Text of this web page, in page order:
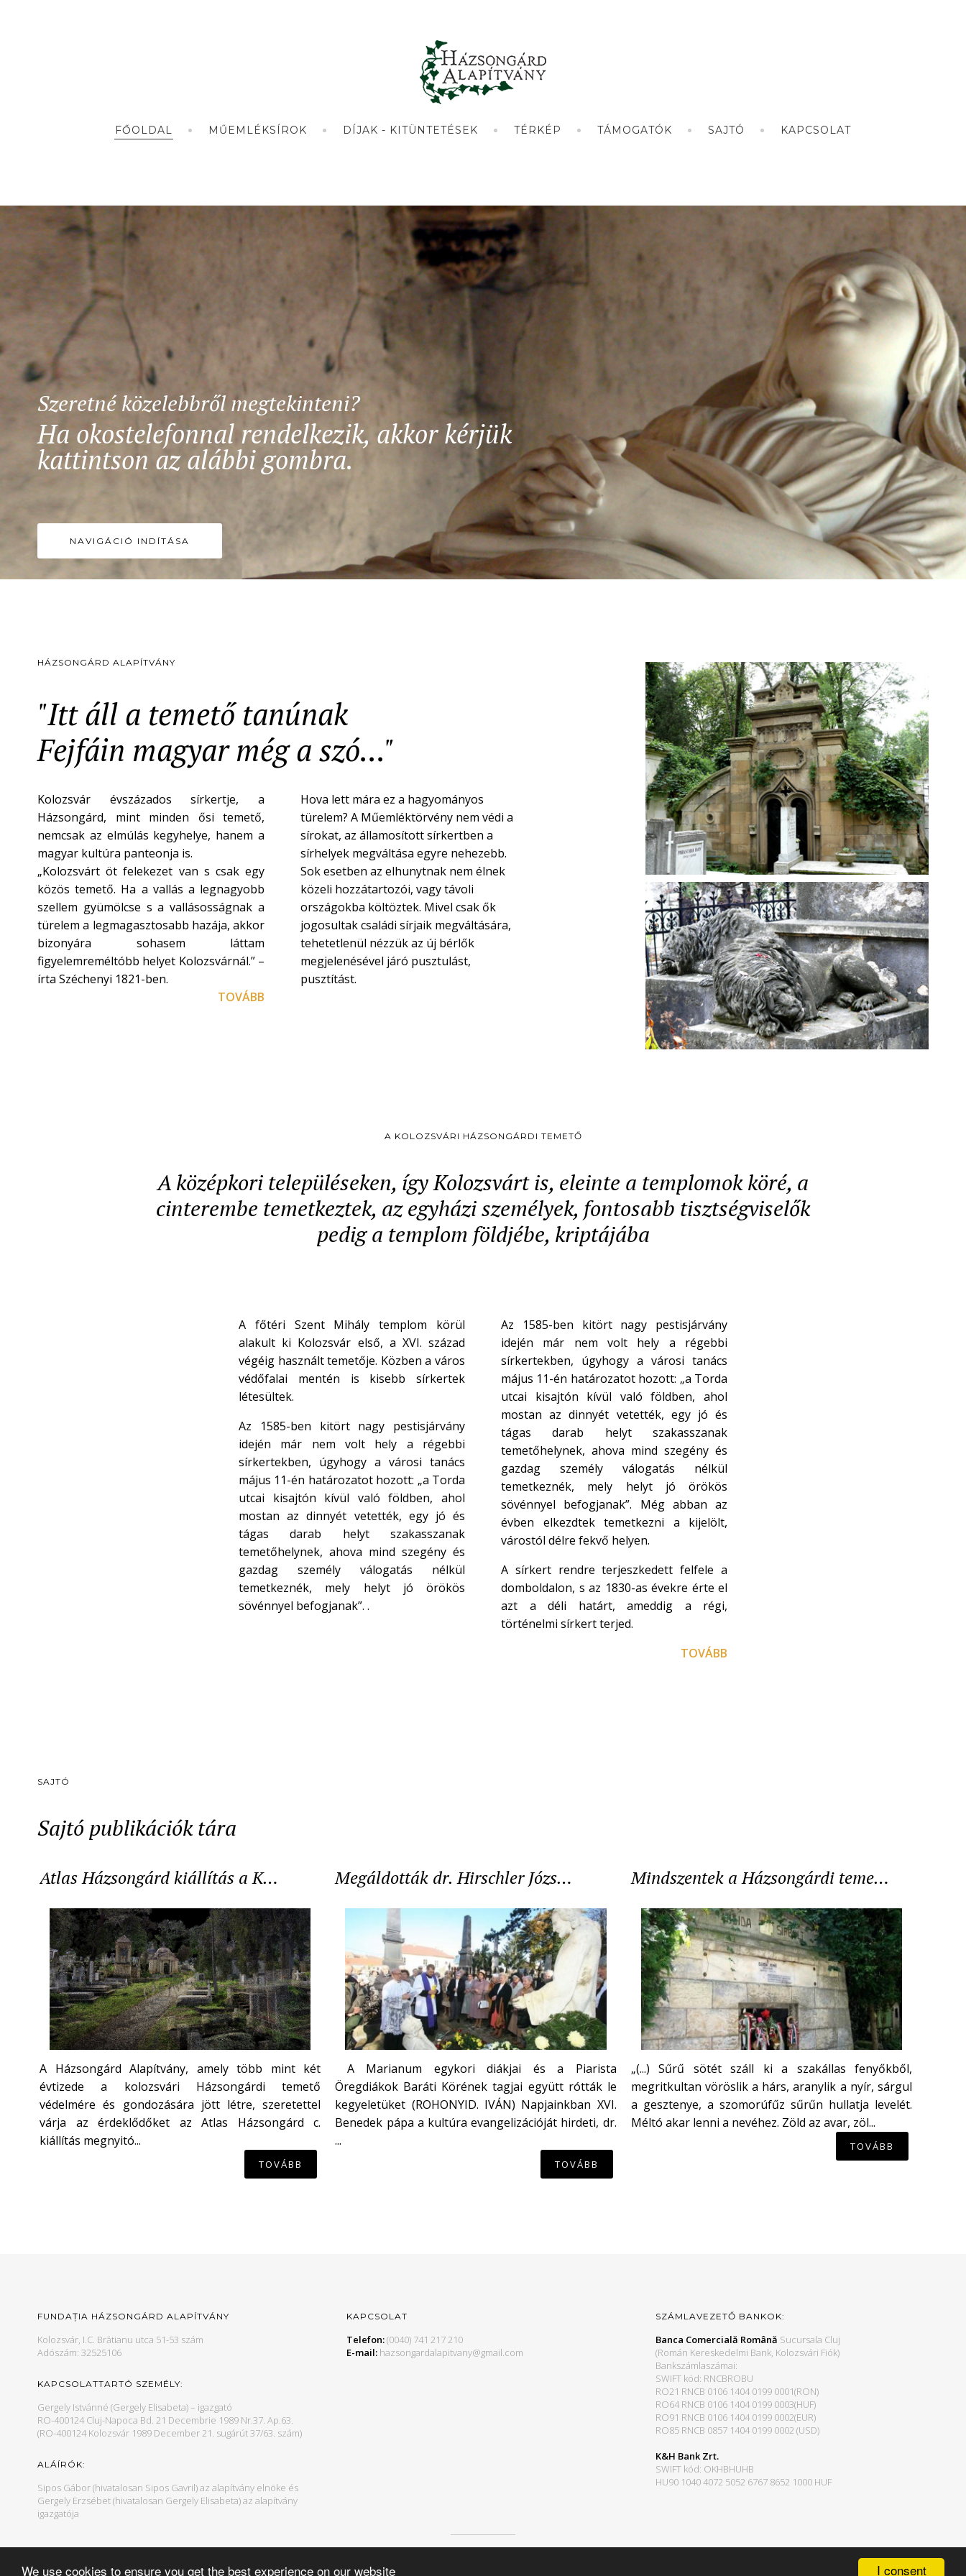
I consent
We use cookies to ensure you get the best experience on our website
FŐOLDAL MŰEMLÉKSÍROK DÍJAK - KITÜNTETÉSEK TÉRKÉP TÁMOGATÓK SAJTÓ KAPCSOLAT
Szeretné közelebbről megtekinteni?
Ha okostelefonnal rendelkezik, akkor kérjük
kattintson az alábbi gombra.
NAVIGÁCIÓ INDÍTÁSA
HÁZSONGÁRD ALAPÍTVÁNY
"Itt áll a temető tanúnak
Fejfáin magyar még a szó..."
Kolozsvár évszázados sírkertje, a
Házsongárd, mint minden ősi temető,
nemcsak az elmúlás kegyhelye, hanem a
magyar kultúra panteonja is.
„Kolozsvárt öt felekezet van s csak egy
közös temető. Ha a vallás a legnagyobb
szellem gyümölcse s a vallásosságnak a
türelem a legmagasztosabb hazája, akkor
bizonyára sohasem láttam
figyelemreméltóbb helyet Kolozsvárnál.” –
írta Széchenyi 1821-ben.
Hova lett mára ez a hagyományos
türelem? A Műemléktörvény nem védi a
sírokat, az államosított sírkertben a
sírhelyek megváltása egyre nehezebb.
Sok esetben az elhunytnak nem élnek
közeli hozzátartozói, vagy távoli
országokba költöztek. Mivel csak ők
jogosultak családi sírjaik megváltására,
tehetetlenül nézzük az új bérlők
megjelenésével járó pusztulást,
pusztítást.
TOVÁBB
A KOLOZSVÁRI HÁZSONGÁRDI TEMETŐ
A középkori településeken, így Kolozsvárt is, eleinte a templomok köré, a
cinterembe temetkeztek, az egyházi személyek, fontosabb tisztségviselők
pedig a templom földjébe, kriptájába
A főtéri Szent Mihály templom körül
alakult ki Kolozsvár első, a XVI. század
végéig használt temetője. Közben a város
védőfalai mentén is kisebb sírkertek
létesültek.
Az 1585-ben kitört nagy pestisjárvány
idején már nem volt hely a régebbi
sírkertekben, úgyhogy a városi tanács
május 11-én határozatot hozott: „a Torda
utcai kisajtón kívül való földben, ahol
mostan az dinnyét vetették, egy jó és
tágas darab helyt szakasszanak
temetőhelynek, ahova mind szegény és
gazdag személy válogatás nélkül
temetkeznék, mely helyt jó örökös
sövénnyel befogjanak”. .
Az 1585-ben kitört nagy pestisjárvány
idején már nem volt hely a régebbi
sírkertekben, úgyhogy a városi tanács
május 11-én határozatot hozott: „a Torda
utcai kisajtón kívül való földben, ahol
mostan az dinnyét vetették, egy jó és
tágas darab helyt szakasszanak
temetőhelynek, ahova mind szegény és
gazdag személy válogatás nélkül
temetkeznék, mely helyt jó örökös
sövénnyel befogjanak”. Még abban az
évben elkezdtek temetkezni a kijelölt,
várostól délre fekvő helyen.
A sírkert rendre terjeszkedett felfele a
domboldalon, s az 1830-as évekre érte el
azt a déli határt, ameddig a régi,
történelmi sírkert terjed.
TOVÁBB
SAJTÓ
Sajtó publikációk tára
Atlas Házsongárd kiállítás a K…
A Házsongárd Alapítvány, amely több mint két
évtizede a kolozsvári Házsongárdi temető
védelmére és gondozására jött létre, szeretettel
várja az érdeklődőket az Atlas Házsongárd c.
kiállítás megnyitó...
TOVÁBB
Megáldották dr. Hirschler Józs…
A Marianum egykori diákjai és a Piarista
Öregdiákok Baráti Körének tagjai együtt rótták le
kegyeletüket (ROHONYID. IVÁN) Napjainkban XVI.
Benedek pápa a kultúra evangelizációját hirdeti, dr.
...
TOVÁBB
Mindszentek a Házsongárdi teme…
„(...) Sűrű sötét száll ki a szakállas fenyőkből,
megritkultan vöröslik a hárs, aranylik a nyír, sárgul
a gesztenye, a szomorúfűz sűrűn hullatja levelét.
Méltó akar lenni a nevéhez. Zöld az avar, zöl...
TOVÁBB
FUNDAȚIA HÁZSONGÁRD ALAPÍTVÁNY
Kolozsvár, I.C. Brătianu utca 51-53 szám
Adószám: 32525106
KAPCSOLATTARTÓ SZEMÉLY:
Gergely Istvánné (Gergely Elisabeta) – igazgató
RO-400124 Cluj-Napoca Bd. 21 Decembrie 1989 Nr.37. Ap.63.
(RO-400124 Kolozsvár 1989 December 21. sugárút 37/63. szám)
ALÁÍRÓK:
Sipos Gábor (hivatalosan Sipos Gavril) az alapítvány elnöke és
Gergely Erzsébet (hivatalosan Gergely Elisabeta) az alapítvány
igazgatója
KAPCSOLAT
Telefon:(0040) 741 217 210
E-mail: hazsongardalapitvany@gmail.com
SZÁMLAVEZETŐ BANKOK:
Banca Comercială Română Sucursala Cluj
(Román Kereskedelmi Bank, Kolozsvári Fiók)
Bankszámlaszámai:
SWIFT kód: RNCBROBU
RO21 RNCB 0106 1404 0199 0001(RON)
RO64 RNCB 0106 1404 0199 0003(HUF)
RO91 RNCB 0106 1404 0199 0002(EUR)
RO85 RNCB 0857 1404 0199 0002 (USD)
K&H Bank Zrt.
SWIFT kód: OKHBHUHB
HU90 1040 4072 5052 6767 8652 1000 HUF